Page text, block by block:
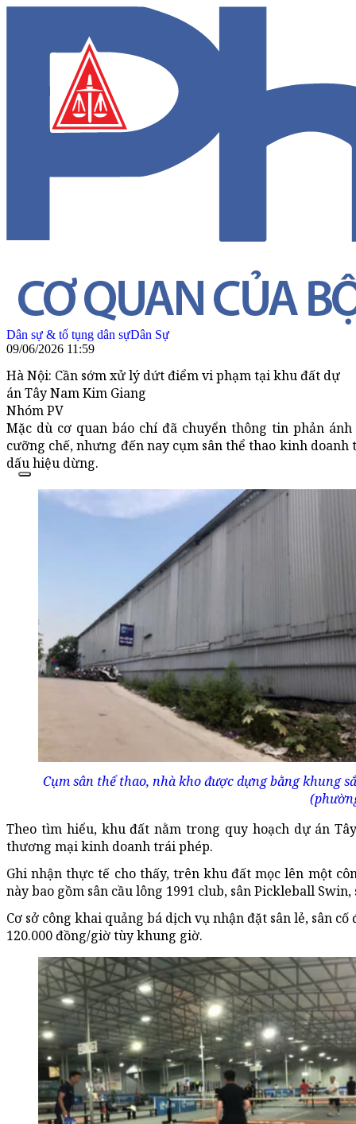
Dân sự & tố tụng dân sựDân Sự
09/06/2026 11:59
Hà Nội: Cần sớm xử lý dứt điểm vi phạm tại khu đất dự
án Tây Nam Kim Giang
Nhóm PV
Mặc dù cơ quan báo chí đã chuyển thông tin phản
cưỡng chế, nhưng đến nay cụm sân thể thao kinh
dấu hiệu dừng.
Cụm sân thể thao, nhà kho được dựng bằng khung
Theo tìm hiểu, khu đất nằm trong quy hoạch dự án
thương mại kinh doanh trái phép.
Ghi nhận thực tế cho thấy, trên khu đất mọc lên một
này bao gồm sân cầu lông 1991 club, sân Pickleball
Cơ sở công khai quảng bá dịch vụ nhận đặt sân lẻ, sân
120.000 đồng/giờ tùy khung giờ.